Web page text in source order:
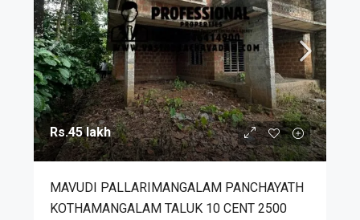
Rs.45 lakh
MAVUDI PALLARIMANGALAM PANCHAYATH
KOTHAMANGALAM TALUK 10 CENT 2500